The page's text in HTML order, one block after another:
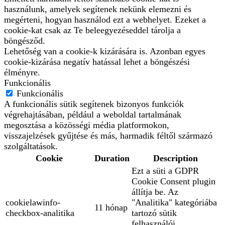
használunk, amelyek segítenek nekünk elemezni és
megérteni, hogyan használod ezt a webhelyet. Ezeket a
cookie-kat csak az Te beleegyezéseddel tárolja a
böngésződ.
Lehetőség van a cookie-k kizárására is. Azonban egyes
cookie-kizárása negatív hatással lehet a böngészési
élményre.
Funkcionális
Funkcionális
A funkcionális sütik segítenek bizonyos funkciók
végrehajtásában, például a weboldal tartalmának
megosztása a közösségi média platformokon,
visszajelzések gyűjtése és más, harmadik féltől származó
szolgáltatások.
Cookie
Duration Description
cookielawinfo-
checkbox-analitika
11 hónap
Ezt a süti a GDPR
Cookie Consent plugin
állítja be. Az
"Analitika" kategóriába
tartozó sütik